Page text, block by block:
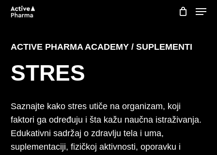
Skip
Menu
ACTIVE PHARMA ACADEMY / SUPLEMENTI
STRES
Saznajte kako stres utiče na organizam, koji
faktori ga određuju i šta kažu naučna istraživanja.
Edukativni sadržaj o zdravlju tela i uma,
suplementaciji, fizičkoj aktivnosti, oporavku i